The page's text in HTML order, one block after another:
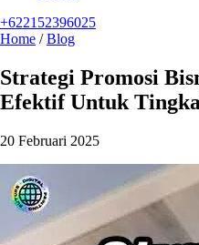
+622152396025
Home /Blog
Strategi Promosi
Efektif Untuk
20 Februari 2025